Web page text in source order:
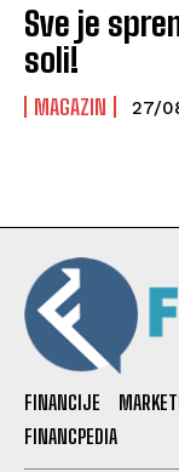
Sve je
soli!
MAGAZIN 27/
FINANCIJE
FINANCPEDIA